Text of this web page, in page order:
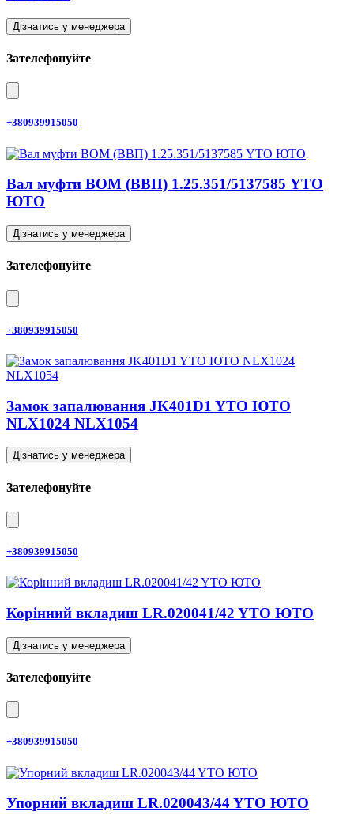
Дізнатись у менеджера
Зателефонуйте
+380939915050
Вал муфти ВОМ (ВВП) 1.25.351/5137585 YTO
ЮТО
Дізнатись у менеджера
Зателефонуйте
+380939915050
Замок запалювання JK401D1 YTO ЮТО
NLX1024 NLX1054
Дізнатись у менеджера
Зателефонуйте
+380939915050
Корінний вкладиш LR.020041/42 YTO ЮТО
Дізнатись у менеджера
Зателефонуйте
+380939915050
Упорний вкладиш LR.020043/44 YTO ЮТО